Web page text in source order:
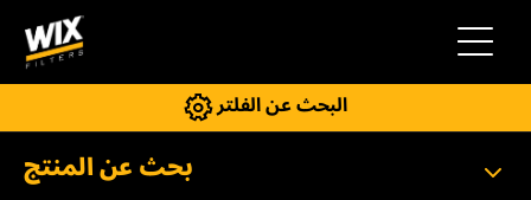
التنقل
البحث عن الفلتر
بحث عن المنتج